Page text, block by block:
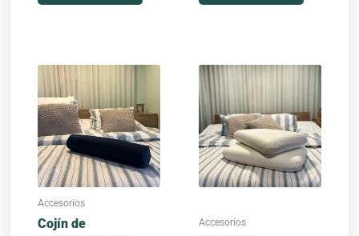
Accesorios
Cojín de
Accesorios